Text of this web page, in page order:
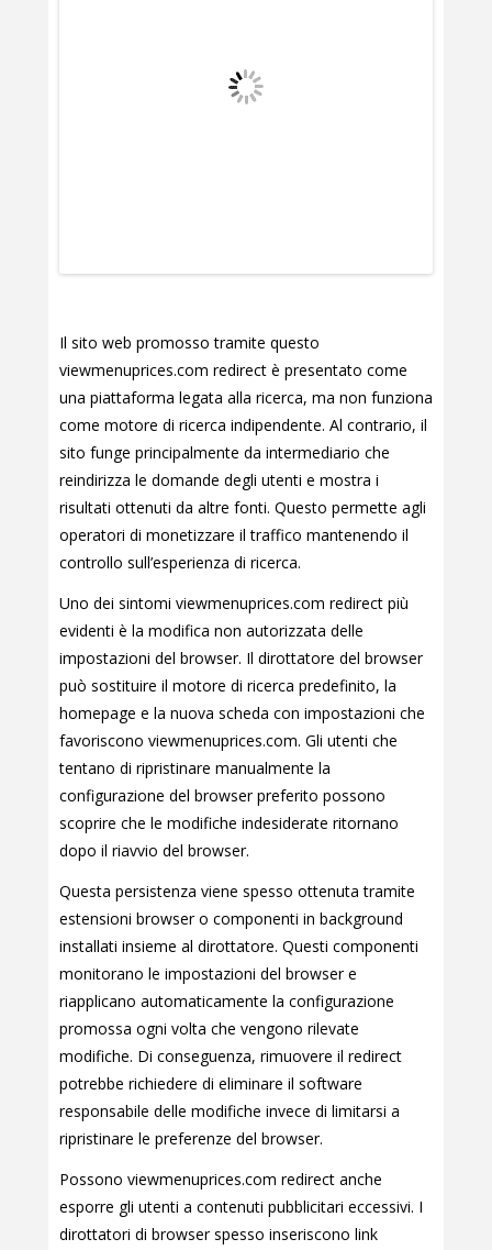
Il sito web promosso tramite questo
viewmenuprices.com redirect è presentato come
una piattaforma legata alla ricerca, ma non funziona
come motore di ricerca indipendente. Al contrario, il
sito funge principalmente da intermediario che
reindirizza le domande degli utenti e mostra i
risultati ottenuti da altre fonti. Questo permette agli
operatori di monetizzare il traffico mantenendo il
controllo sull’esperienza di ricerca.
Uno dei sintomi viewmenuprices.com redirect più
evidenti è la modifica non autorizzata delle
impostazioni del browser. Il dirottatore del browser
può sostituire il motore di ricerca predefinito, la
homepage e la nuova scheda con impostazioni che
favoriscono viewmenuprices.com. Gli utenti che
tentano di ripristinare manualmente la
configurazione del browser preferito possono
scoprire che le modifiche indesiderate ritornano
dopo il riavvio del browser.
Questa persistenza viene spesso ottenuta tramite
estensioni browser o componenti in background
installati insieme al dirottatore. Questi componenti
monitorano le impostazioni del browser e
riapplicano automaticamente la configurazione
promossa ogni volta che vengono rilevate
modifiche. Di conseguenza, rimuovere il redirect
potrebbe richiedere di eliminare il software
responsabile delle modifiche invece di limitarsi a
ripristinare le preferenze del browser.
Possono viewmenuprices.com redirect anche
esporre gli utenti a contenuti pubblicitari eccessivi. I
dirottatori di browser spesso inseriscono link